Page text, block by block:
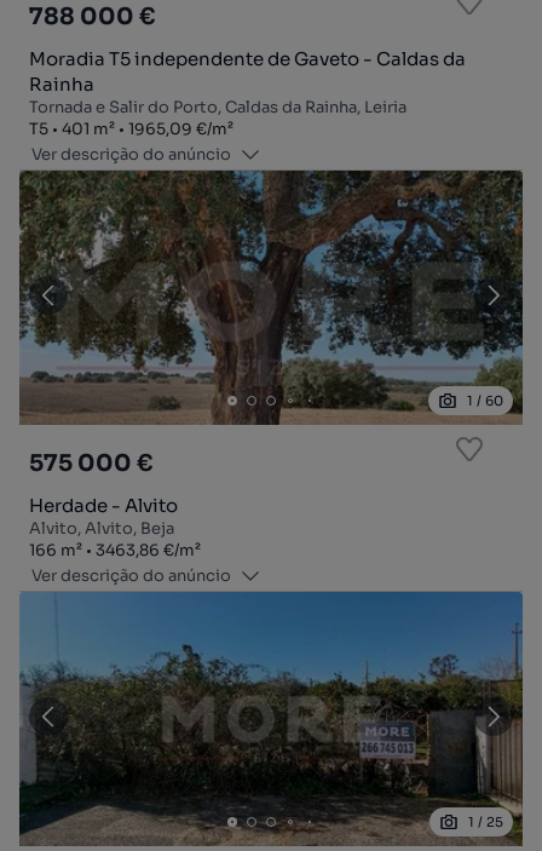
788 000 €
Moradia T5 independente de Gaveto - Caldas da
Rainha
Tornada e Salir do Porto, Caldas da Rainha, Leiria
Tipologia
T5
Zona401 m²
Preço por metro quadrado
1965,09 €/m²
Ver descrição do anúncio
1 / 60
575 000 €
Herdade - Alvito
Alvito, Alvito, Beja
Zona
166 m²
Preço por metro quadrado
3463,86 €/m²
Ver descrição do anúncio
1 / 25